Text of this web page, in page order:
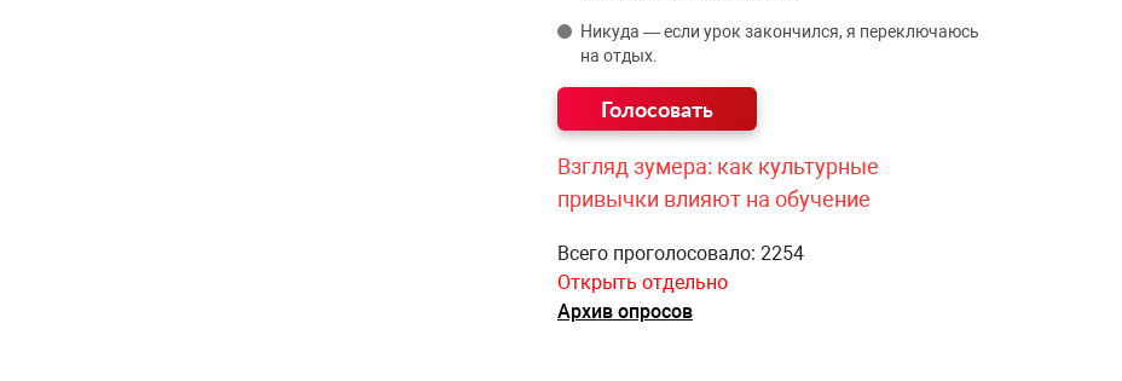
Никуда — если урок закончился, я переключаюсь
на отдых.
Взгляд зумера: как культурные
привычки влияют на обучение
Всего проголосовало: 2254
Открыть отдельно
Архив опросов